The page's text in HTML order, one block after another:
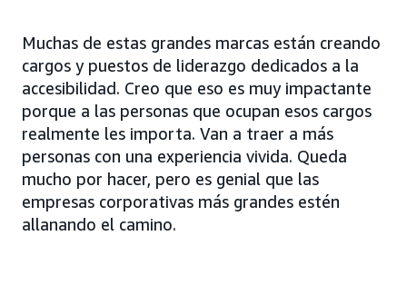
Muchas de estas grandes marcas están creando
cargos y puestos de liderazgo dedicados a la
accesibilidad. Creo que eso es muy impactante
porque a las personas que ocupan esos cargos
realmente les importa. Van a traer a más
personas con una experiencia vivida. Queda
mucho por hacer, pero es genial que las
empresas corporativas más grandes estén
allanando el camino.